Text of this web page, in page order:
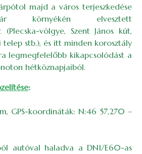
majd a város terjeszkedése
környékén elvesztett
(Plecska-völgye, Szent János kút,
telep stb.), és itt minden korosztály
legmegfelelőbb kikapcsolódást a
hétköznapjaiból.
:
GPS-koordináták: N:46 57,270 –
autóval haladva a DN1/E60-as